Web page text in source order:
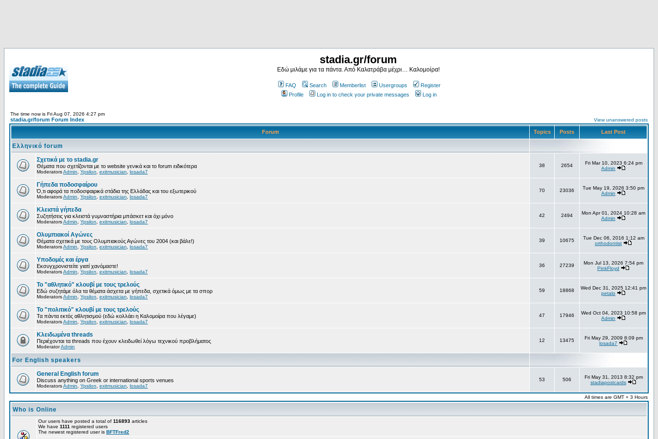
stadia.gr/forum
Εδώ μιλάμε για τα πάντα. Από Καλατράβα μέχρι… Καλομοίρα!
FAQ Search Memberlist Usergroups
Register
Profile
Log in to check your private messages Log in
The time now is Fri Aug 07, 2026 4:27 pm
stadia.gr/forum Forum Index View unanswered posts
Forum Topics Posts Last Post
Ελληνικό forum
Σχετικά με το stadia.gr
Θέματα που σχετίζονται με το website γενικά και το forum ειδικότερα
ModeratorsAdmin Ypsilon exitmusician losada7
38 2654
Fri Mar 10, 2023 6:24 pm
Admin
Γήπεδα ποδοσφαίρου
Ό,τι αφορά τα ποδοσφαιρικά στάδια της Ελλάδας και του εξωτερικού
ModeratorsAdmin Ypsilon exitmusician losada7
70 23036
Tue May 19, 2026 3:50 pm
Admin
Κλειστά γήπεδα
Συζητήσεις για κλειστά γυμναστήρια μπάσκετ και όχι μόνο
ModeratorsAdmin Ypsilon exitmusician losada7
42 2494
Mon Apr 01, 2024 10:28 am
Admin
Ολυμπιακοί Αγώνες
Θέματα σχετικά με τους Ολυμπιακούς Αγώνες του 2004 (και βάλε!)
ModeratorsAdmin Ypsilon exitmusician losada7
39 10675
Tue Dec 06, 2016 1:12 am
orthodontist
Υποδομές και έργα
Εκσυγχρονιστείτε γιατί χανόμαστε!
ModeratorsAdmin Ypsilon exitmusician losada7
36 27239
Mon Jul 13, 2026 7:54 pm
PinkFloyd
Το "αθλητικό" κλουβί με τους τρελούς
Εδώ συζητάμε όλα τα θέματα άσχετα με γήπεδα, σχετικά όμως με τα σπορ
ModeratorsAdmin Ypsilon exitmusician losada7
59 18868
Wed Dec 31, 2025 12:41 pm
petalo
Το "πολιτικό" κλουβί με τους τρελούς
Τα πάντα εκτός αθλητισμού (εδώ κολλάει η Καλομοίρα που λέγαμε)
ModeratorsAdmin Ypsilon exitmusician losada7
47 17946
Wed Oct 04, 2023 10:58 pm
Admin
Κλειδωμένα threads
Περιέχονται τα threads που έχουν κλειδωθεί λόγω τεχνικού προβλήματος
ModeratorAdmin
12 13475
Fri May 29, 2009 8:09 pm
losada7
For English speakers
General English forum
Discuss anything on Greek or international sports venues
ModeratorsAdmin Ypsilon exitmusician losada7
53 506
Fri May 31, 2013 8:32 pm
stadiapostcards
All times are GMT + 3 Hours
Who is Online
Our users have posted a total of 116893 articles
We have 1111 registered users
The newest registered user is BFTFred2